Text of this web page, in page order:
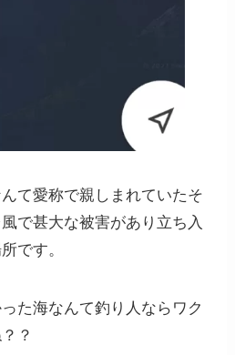
て愛称で親しまれていたそ
で甚大な被害があり立ち入
です。
た海なんて釣り人ならワク
？